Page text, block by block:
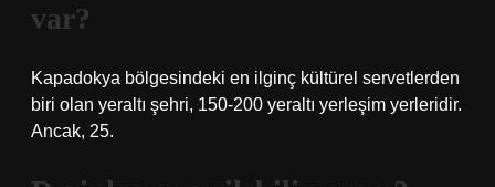
var?
Kapadokya bölgesindeki en ilginç kültürel servetlerden
biri olan yeraltı şehri, 150-200 yeraltı yerleşim yerleridir.
Ancak, 25.